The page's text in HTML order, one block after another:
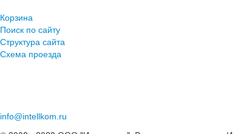
Корзина
Поиск по сайту
Структура сайта
Схема проезда
info@intellkom.ru